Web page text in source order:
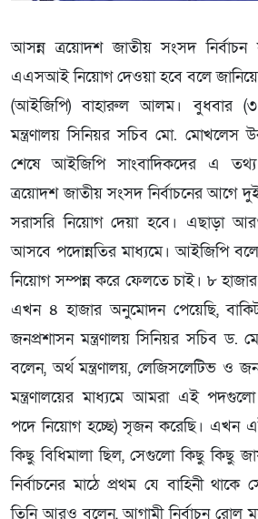
আসন্ন ত্রয়োদশ জাতীয় সংসদ নির্বাচন
এএসআই নিয়োগ দেওয়া হবে বলে
(আইজিপি) বাহারুল আলম। বুধবার (৩
মন্ত্রণালয় সিনিয়র সচিব মো. মোখলেস
শেষে আইজিপি সাংবাদিকদের এ
ত্রয়োদশ জাতীয় সংসদ নির্বাচনের
সরাসরি নিয়োগ দেয়া হবে। এছাড়া
আসবে পদোন্নতির মাধ্যমে। আইজিপি
নিয়োগ সম্পন্ন করে ফেলতে চাই। ৮
এখন ৪ হাজার অনুমোদন পেয়েছি,
জনপ্রশাসন মন্ত্রণালয় সিনিয়র সচিব
বলেন, অর্থ মন্ত্রণালয়, লেজিসলেটিভ ও
মন্ত্রণালয়ের মাধ্যমে আমরা এই
পদে নিয়োগ হচ্ছে) সৃজন করেছি। এখন
কিছু বিধিমালা ছিল, সেগুলো কিছু কিছু
নির্বাচনের মাঠে প্রথম যে বাহিনী
তিনি আরও বলেন, আগামী নির্বাচন রোল